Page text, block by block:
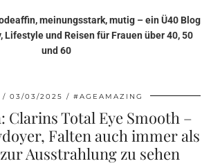
meinungsstark, mutig – ein Ü40 Blog
Lifestyle und Reisen für Frauen über 40, 50
und 60
03/03/2025 #AGEAMAZING
Clarins Total Eye Smooth –
Falten auch immer als
Ausstrahlung zu sehen